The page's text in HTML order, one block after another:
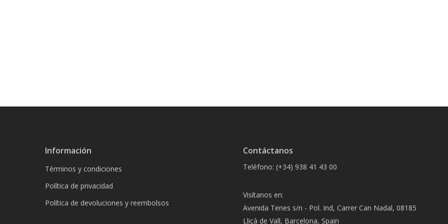
Información
Términos y condiciones
Política de privacidad
Política de devoluciones y reembolsos
Contáctanos
Teléfono: (+34) 938 41 43 00
Visítanos en:
Avenida Tenes s/n - Pol. Ind, Carrer Can Nadal, 08185
Lliçà de Vall, Barcelona, Spain